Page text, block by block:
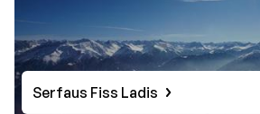
Serfaus Fiss Ladis